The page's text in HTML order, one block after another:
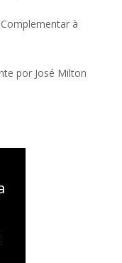
à
por José Milton